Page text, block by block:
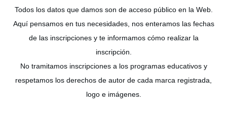
Todos los datos que damos son de acceso público en la Web.
Aquí pensamos en tus necesidades, nos enteramos las fechas
de las inscripciones y te informamos cómo realizar la
inscripción.
No tramitamos inscripciones a los programas educativos y
respetamos los derechos de autor de cada marca registrada,
logo e imágenes.